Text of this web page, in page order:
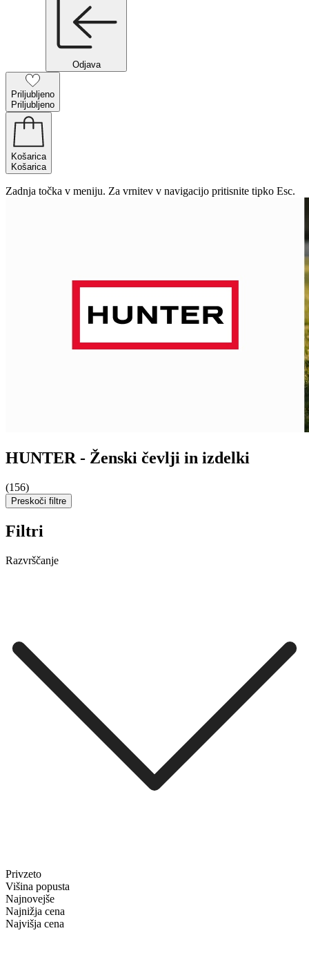
Odjava
Priljubljeno
Priljubljeno
Košarica
Košarica
Zadnja točka v meniju. Za vrnitev v navigacijo pritisnite tipko Esc.
HUNTER - Ženski čevlji in izdelki
(156)
Preskoči filtre
Filtri
Razvrščanje
Privzeto
Višina popusta
Najnovejše
Najnižja cena
Najvišja cena